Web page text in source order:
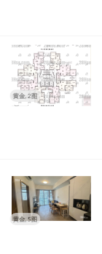
黄金, 2图
黄金, 5图